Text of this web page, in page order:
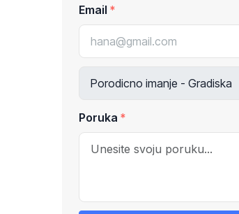
Email
Poruka